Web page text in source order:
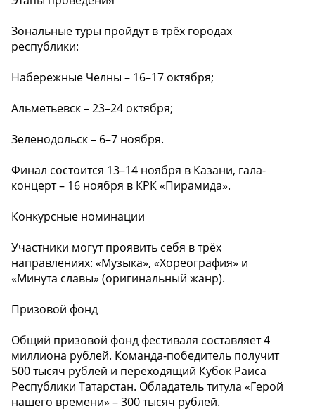
Зональные туры пройдут в трёх городах
республики:
Набережные Челны – 16–17 октября;
Альметьевск – 23–24 октября;
Зеленодольск – 6–7 ноября.
Финал состоится 13–14 ноября в Казани, гала-
концерт – 16 ноября в КРК «Пирамида».
Конкурсные номинации
Участники могут проявить себя в трёх
направлениях: «Музыка», «Хореография» и
«Минута славы» (оригинальный жанр).
Призовой фонд
Общий призовой фонд фестиваля составляет 4
миллиона рублей. Команда-победитель получит
500 тысяч рублей и переходящий Кубок Раиса
Республики Татарстан. Обладатель титула «Герой
нашего времени» – 300 тысяч рублей.